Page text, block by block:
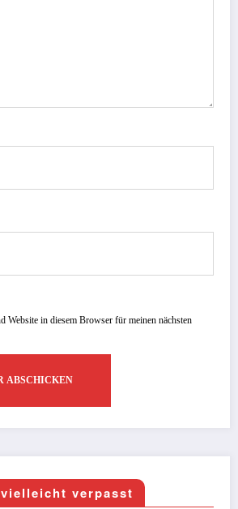
Website in diesem Browser für meinen nächsten
verpasst